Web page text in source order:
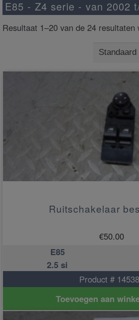
E85 - Z4 serie - van 2002
Resultaat 1–20 van de 24 resultaten
Ruitschakelaar
€50.00
E85
2.5 si
Product #
Toevoegen aan